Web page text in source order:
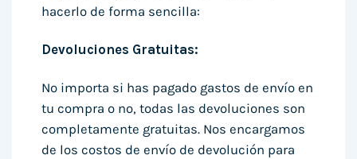
hacerlo de forma sencilla:
Devoluciones Gratuitas:
No importa si has pagado gastos de envío en
tu compra o no, todas las devoluciones son
completamente gratuitas. Nos encargamos
de los costos de envío de devolución para